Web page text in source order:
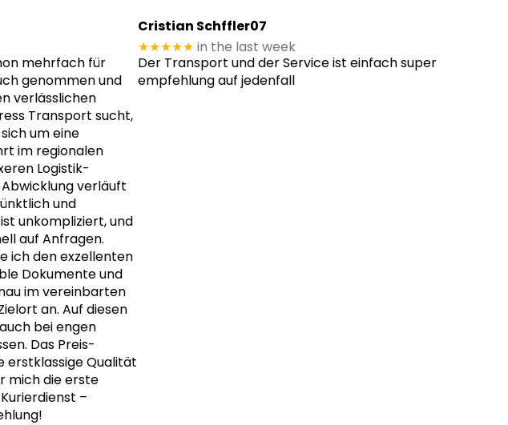
mehrfach für
genommen und
verlässlichen
Transport sucht,
um eine
im regionalen
Logistik-
verläuft
und
unkompliziert, und
auf Anfragen.
ich den exzellenten
Dokumente und
im vereinbarten
an. Auf diesen
bei engen
Das Preis-
erstklassige Qualität
mich die erste
–
Cristian Schffler07
★★★★★ in the last week
Der Transport und der Service ist einfach super
empfehlung auf jedenfall